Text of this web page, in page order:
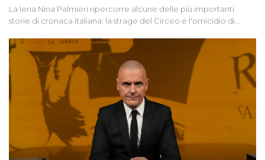
La Iena Nina Palmieri ripercorre alcune delle più importanti
storie di cronaca italiana: la strage del Circeo e l'omicidio di